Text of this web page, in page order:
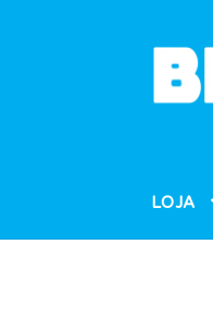
Pular
para
Pular
para
LOJA